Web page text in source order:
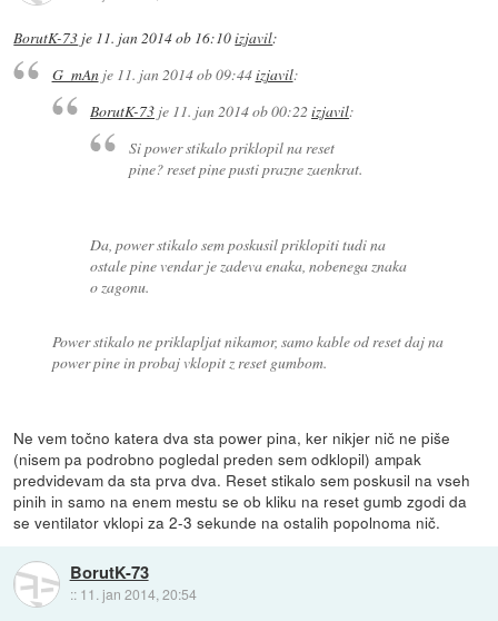
BorutK-73 je 11. jan 2014 ob 16:10izjavil:
G_mAnje 11. jan 2014 ob 09:44izjavil:
BorutK-73 je 11. jan 2014 ob 00:22izjavil:
Si power stikalo priklopil na reset
pine? reset pine pusti prazne zaenkrat.
Da, power stikalo sem poskusil priklopiti tudi na
ostale pine vendar je zadeva enaka, nobenega znaka
o zagonu.
Power stikalo ne priklapljat nikamor, samo kable od reset daj na
power pine in probaj vklopit z reset gumbom.
Ne vem točno katera dva sta power pina, ker nikjer nič ne piše
(nisem pa podrobno pogledal preden sem odklopil) ampak
predvidevam da sta prva dva. Reset stikalo sem poskusil na vseh
pinih in samo na enem mestu se ob kliku na reset gumb zgodi da
se ventilator vklopi za 2-3 sekunde na ostalih popolnoma nič.
BorutK-73
:: 11. jan 2014, 20:54